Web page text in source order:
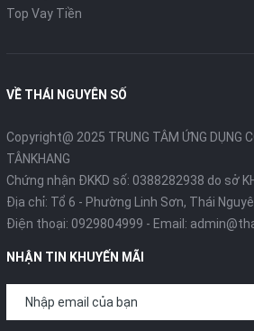
Top Vay Tiền
VỀ THÁI NGUYÊN SỐ
Copyright@ 2025 TRUNG TÂM ỨNG DỤNG
TÂNKHANG
Chứng nhận ĐKKD số: 0388282938 do sở
Địa chỉ: Tổ 6 - Phường Linh Sơn, Thái
Điện thoại: 0929804999 - Email:
NHẬN TIN KHUYẾN MÃI